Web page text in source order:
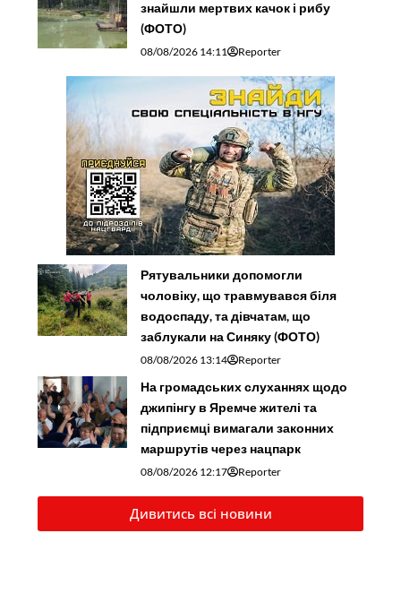
знайшли мертвих качок і рибу
(ФОТО)
08/08/2026 14:11 Reporter
Рятувальники допомогли
чоловіку, що травмувався біля
водоспаду, та дівчатам, що
заблукали на Синяку (ФОТО)
08/08/2026 13:14 Reporter
На громадських слуханнях щодо
джипінгу в Яремче житeлі та
підприємці вимагали законних
маршрутів через нацпарк
08/08/2026 12:17 Reporter
Дивитись всі новини